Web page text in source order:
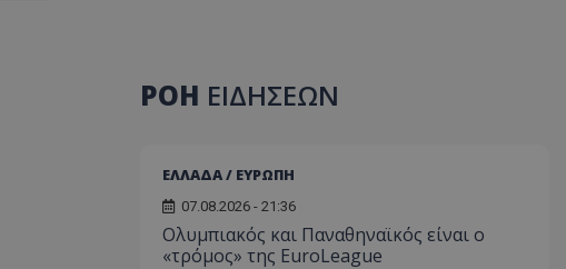
ΡΟΗ ΕΙΔΗΣΕΩΝ
ΕΛΛΑΔΑ / ΕΥΡΩΠΗ
07.08.2026 - 21:36
Ολυμπιακός και Παναθηναϊκός είναι ο
«τρόμος» της EuroLeague